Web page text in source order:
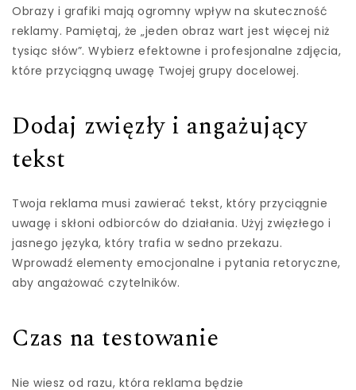
Obrazy i grafiki mają ogromny wpływ na skuteczność
reklamy. Pamiętaj, że „jeden obraz wart jest więcej niż
tysiąc słów”. Wybierz efektowne i profesjonalne zdjęcia,
które przyciągną uwagę Twojej grupy docelowej.
Dodaj zwięzły i angażujący
tekst
Twoja reklama musi zawierać tekst, który przyciągnie
uwagę i skłoni odbiorców do działania. Użyj zwięzłego i
jasnego języka, który trafia w sedno przekazu.
Wprowadź elementy emocjonalne i pytania retoryczne,
aby angażować czytelników.
Czas na testowanie
Nie wiesz od razu, która reklama będzie